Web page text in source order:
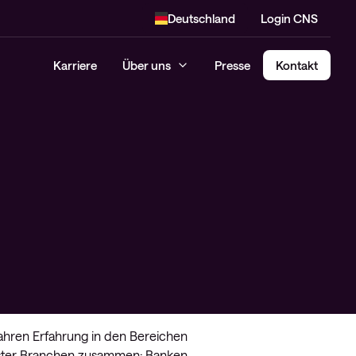
Deutschland Login CNS
Karriere Über uns Presse Kontakt
Erfahrung in den Bereichen